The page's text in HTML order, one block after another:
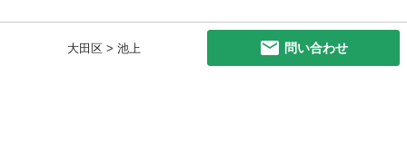
大田区 > 池上 問い合わせ